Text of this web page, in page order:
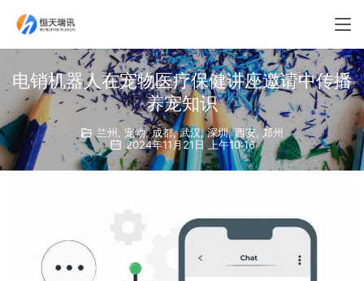
电销机器人在宠物医疗保健讲座邀请中传播
养宠知识
兰州, 宠物,成都,武汉,深圳,西安 ,郑州
2024年11月21日 上午10:16